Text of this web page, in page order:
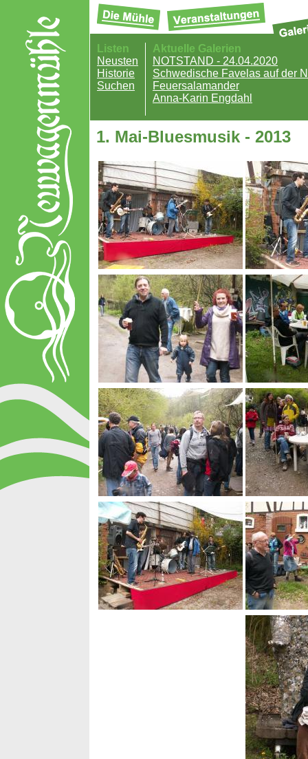
Listen
Neusten
Historie
Suchen
Aktuelle Galerien
NOTSTAND - 24.04.2020
Schwedische Favelas auf der
Feuersalamander
Anna-Karin Engdahl
1. Mai-Bluesmusik - 2013